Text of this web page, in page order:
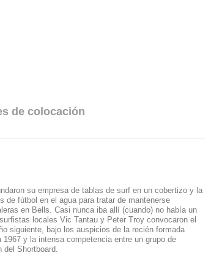
de colocación
su empresa de tablas de surf en un cobertizo y la
fútbol en el agua para tratar de mantenerse
en Bells. Casi nunca iba allí (cuando) no había un
locales Vic Tantau y Peter Troy convocaron el
siguiente, bajo los auspicios de la recién formada
1967 y la intensa competencia entre un grupo de
Shortboard.